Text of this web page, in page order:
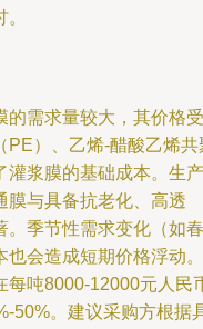
的需求量较大，其价格受
PE）、乙烯-醋酸乙烯共
灌浆膜的基础成本。生产
膜与具备抗老化、高透
。季节性需求变化（如春
也会造成短期价格浮动。
每吨8000-12000元人民
50%。建议采购方根据